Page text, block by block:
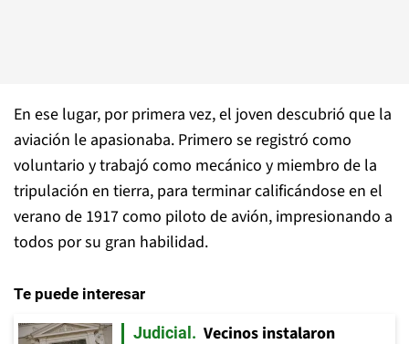
En ese lugar, por primera vez, el joven descubrió que la
aviación le apasionaba. Primero se registró como
voluntario y trabajó como mecánico y miembro de la
tripulación en tierra, para terminar calificándose en el
verano de 1917 como piloto de avión, impresionando a
todos por su gran habilidad.
Te puede interesar
Judicial
Vecinos instalaron